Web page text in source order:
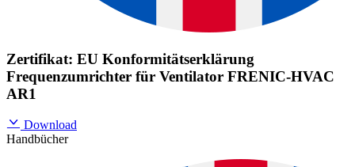
Zertifikat: EU Konformitätserklärung
Frequenzumrichter für Ventilator FRENIC-HVAC
AR1
Download
Handbücher